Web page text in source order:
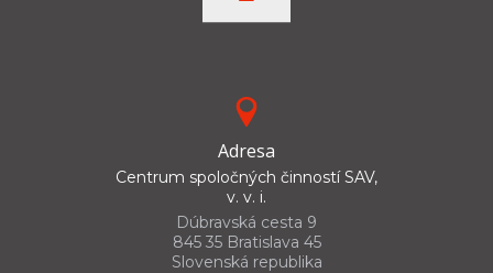
Adresa
Centrum spoločných činností SAV,
v. v. i.
Dúbravská cesta 9
845 35 Bratislava 45
Slovenská republika